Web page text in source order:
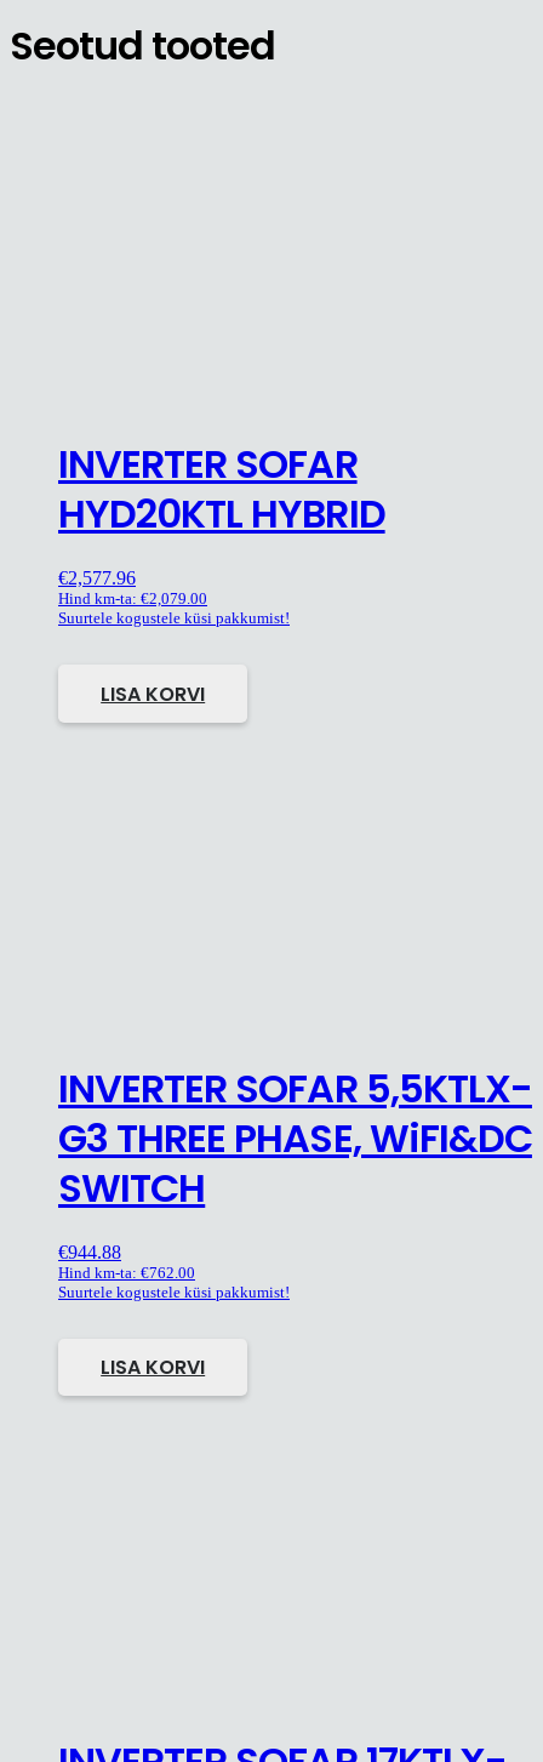
Seotud tooted
INVERTER SOFAR
HYD20KTL HYBRID
€2,577.96
Hind km-ta: €2,079.00
Suurtele kogustele küsi pakkumist!
LISA KORVI
INVERTER SOFAR 5,5KTLX-
G3 THREE PHASE, WiFI&DC
SWITCH
€944.88
Hind km-ta: €762.00
Suurtele kogustele küsi pakkumist!
LISA KORVI